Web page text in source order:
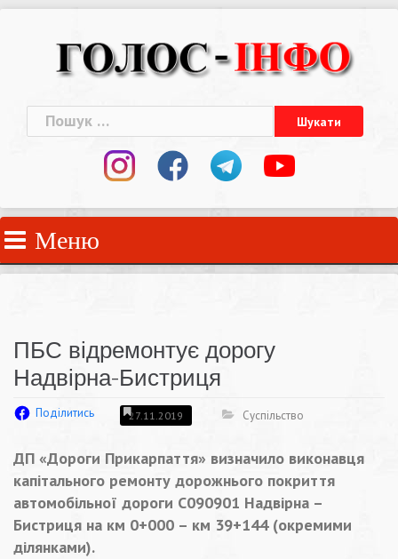
Пошук:
Меню
ПБС відремонтує дорогу
Надвірна-Бистриця
Поділитись 27.11.2019 Суспільство
ДП «Дороги Прикарпаття» визначило виконавця
капітального ремонту дорожнього покриття
автомобільної дороги С090901 Надвірна –
Бистриця на км 0+000 – км 39+144 (окремими
ділянками).